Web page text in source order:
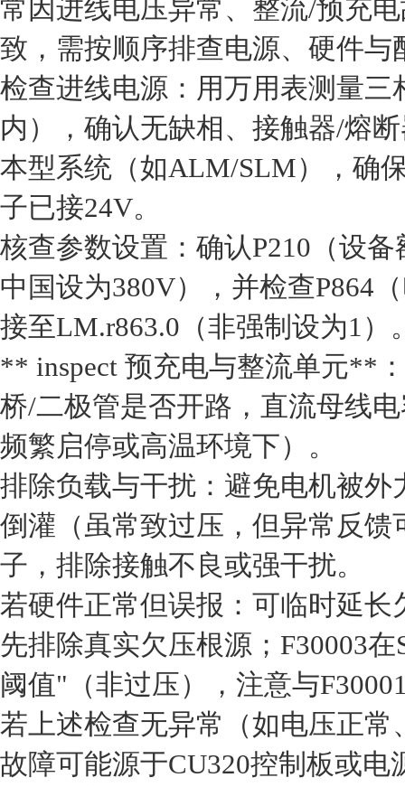
常因进线电压异常、整流/预充
致，需按顺序排查电源、硬件与
检查进线电源‌：用万用表测量三
内），确认无缺相、接触器/熔
本型系统（如ALM/SLM），确
子已接24V。
核查参数设置‌：确认P210（设
中国设为380V），并检查P864
接至LM.r863.0（非强制设为1）
‌** inspect 预充电与整流单元**‌
桥/二极管是否开路，直流母线
频繁启停或高温环境下）。
排除负载与干扰‌：避免电机被
倒灌（虽常致过压，但异常反
子，排除接触不良或强干扰。
若硬件正常但误报‌：可临时延长
先排除真实欠压根源；F30003
阈值"（非过压），注意与
若上述检查无异常（如电压正
故障可能源于CU320控制板或